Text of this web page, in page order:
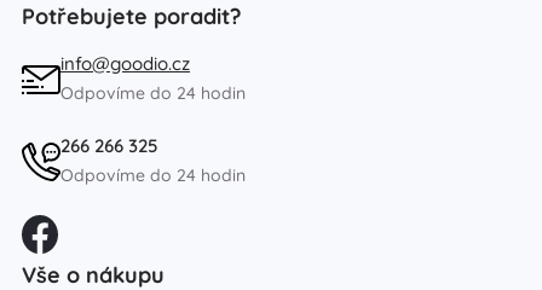
Potřebujete poradit?
info@goodio.cz
Odpovíme do 24 hodin
266 266 325
Odpovíme do 24 hodin
Vše o nákupu